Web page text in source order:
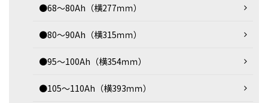
●68～80Ah（横277ｍｍ）
●80～90Ah（横315ｍｍ）
●95～100Ah（横354ｍｍ）
●105～110Ah（横393ｍｍ）